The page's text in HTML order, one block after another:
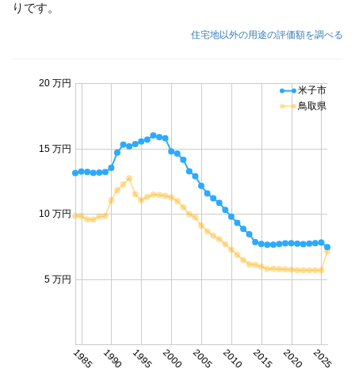
りです。
住宅地以外の用途の評価額を調べる
1985 1990 1995 2000 2005 2010 2015 2020 2025
5 万円
10 万円
15 万円
20 万円
米子市
鳥取県